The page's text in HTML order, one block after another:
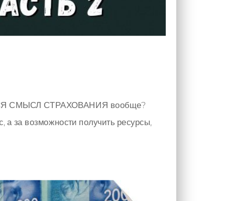
СМЫСЛ СТРАХОВАНИЯ вообще?
а за возможности получить ресурсы,